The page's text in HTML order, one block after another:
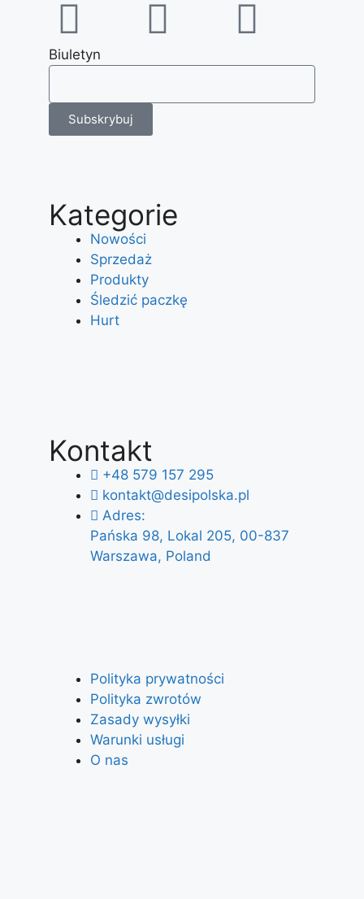
Biuletyn
Subskrybuj
Kategorie
Nowości
Sprzedaż
Produkty
Śledzić paczkę
Hurt
Kontakt
+48 579 157 295
kontakt@desipolska.pl
Adres:
Pańska 98, Lokal 205, 00-837
Warszawa, Poland
Polityka prywatności
Polityka zwrotów
Zasady wysyłki
Warunki usługi
O nas